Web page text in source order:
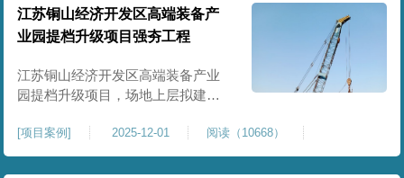
夯处理总面积20000㎡，施工范围为
陆域堆场B区围墙沿线及配套场地。
原场地土层松散、回填不均、固结
程度差，地基承载力较低，且堆
江苏铜山经济开发区高端装备产
业园提档升级项目强夯工程
江苏铜山经济开发区高端装备产业
园提档升级项目，场地上层拟建厂
施。占地面积约130000㎡.项目采用
强夯工艺对地基进行加固处理，确
保处理后地基承载力特征值
[项目案例] 2025-12-01 阅读（10668）